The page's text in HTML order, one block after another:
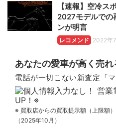
【速報】空冷ス
2027モデルでの
ンが明言
レコメンド 2022年
あなたの愛車が高く売れ
電話が一切こない新査定「
※ 買取店からの買取提示額（上限額
（2025年10月）